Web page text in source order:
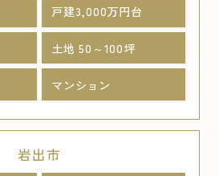
戸建3,000万円台
土地 50～100坪
マンション
岩出市